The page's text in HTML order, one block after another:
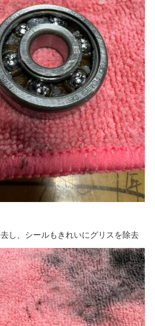
し、シールもきれいにグリスを除去